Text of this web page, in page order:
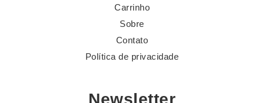
Carrinho
Sobre
Contato
Política de privacidade
Newsletter